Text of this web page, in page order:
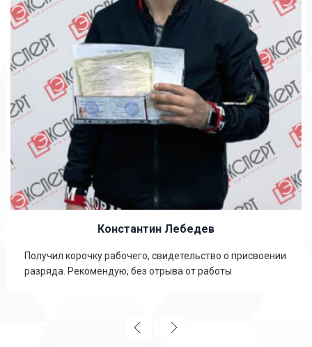
Константин Лебедев
Получил корочку рабочего, свидетельство о присвоении
разряда. Рекомендую, без отрыва от работы